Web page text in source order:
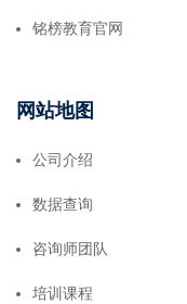
铭榜教育官网
网站地图
公司介绍
数据查询
咨询师团队
培训课程